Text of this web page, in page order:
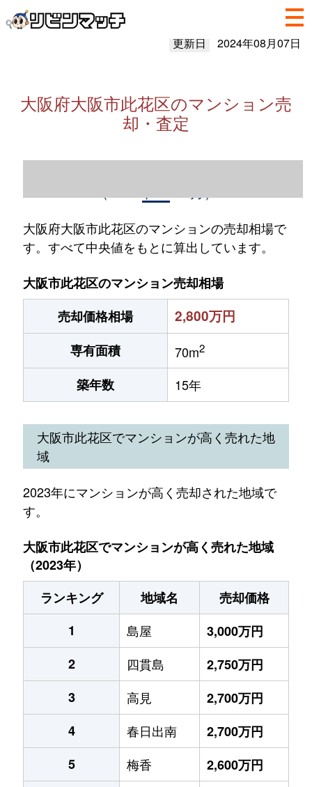
更新日 2024年08月07日
大阪府大阪市此花区のマンション売
却・査定
大阪府大阪市此花区のマンションの売却相場で
す。すべて中央値をもとに算出しています。
大阪市此花区のマンション売却相場
売却価格相場
2,800万円
専有面積 70m2
築年数 15年
大阪市此花区でマンションが高く売れた地
域
2023年にマンションが高く売却された地域で
す。
大阪市此花区でマンションが高く売れた地域
（2023年）
ランキング
地域名
売却価格
1
島屋
3,000万円
2
四貫島
2,750万円
3
高見
2,700万円
4
春日出南
2,700万円
5
梅香
2,600万円